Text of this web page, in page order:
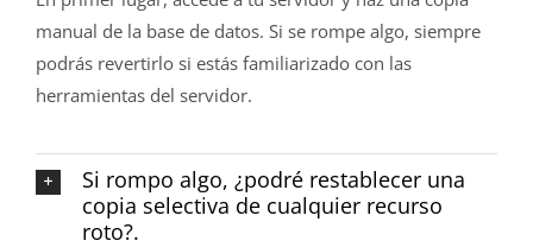
manual de la base de datos. Si se rompe algo, siempre
podrás revertirlo si estás familiarizado con las
herramientas del servidor.
Si rompo algo, ¿podré restablecer una
copia selectiva de cualquier recurso
roto?.